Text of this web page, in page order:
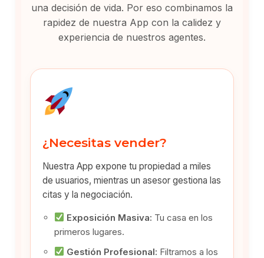
una decisión de vida. Por eso combinamos la
rapidez de nuestra App con la calidez y
experiencia de nuestros agentes.
¿Necesitas vender?
Nuestra App expone tu propiedad a miles
de usuarios, mientras un asesor gestiona las
citas y la negociación.
Exposición Masiva: Tu casa en los
primeros lugares.
Gestión Profesional: Filtramos a los